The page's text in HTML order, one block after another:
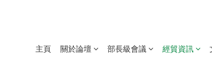
幾內亞比紹 赤道幾內亞 莫桑比克
主頁 關於論壇 部長級會議 經貿資訊